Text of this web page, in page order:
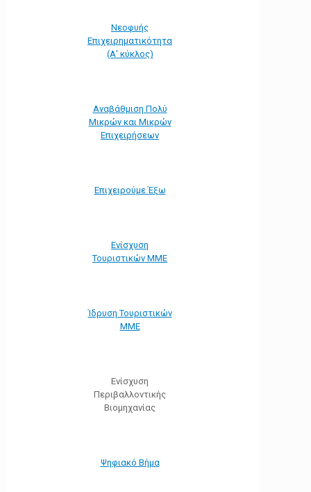
Νεοφυής
Επιχειρηματικότητα
(Α' κύκλος)
Αναβάθμιση Πολύ
Μικρών και Μικρών
Επιχειρήσεων
Επιχειρούμε Έξω
Ενίσχυση
Τουριστικών ΜΜΕ
Ίδρυση Τουριστικών
ΜΜΕ
Ενίσχυση
Περιβαλλοντικής
Βιομηχανίας
Ψηφιακό Βήμα